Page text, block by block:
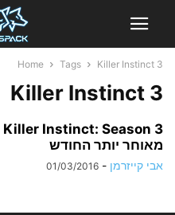
Home Tags Killer Instinct 3
Killer Instinct 3
מאוחר יותר החודש
אבי קייזרמן -
01/03/2016